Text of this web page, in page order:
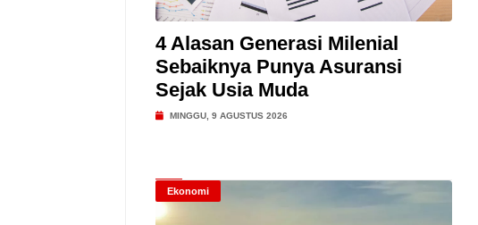
4 Alasan Generasi Milenial
Sebaiknya Punya Asuransi
Sejak Usia Muda
MINGGU, 9 AGUSTUS 2026
Ekonomi